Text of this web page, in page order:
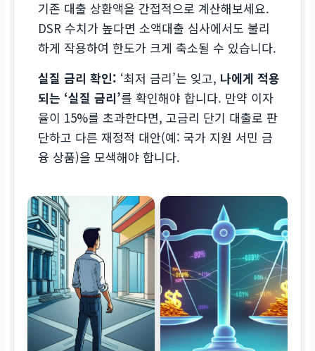
기존 대출 상환액을 간접적으로 계산해보세요.
DSR 수치가 높다면 소액대출 심사에서도 불리
하게 작용하여 한도가 크게 축소될 수 있습니다.
실질 금리 확인: ‘최저 금리’는 잊고, 나에게 적용
되는 ‘실질 금리’를 확인해야 합니다. 만약 이자
율이 15%를 초과한다면, 고금리 단기 대출로 판
단하고 다른 재정적 대안(예: 국가 지원 서민 금
융 상품)을 모색해야 합니다.